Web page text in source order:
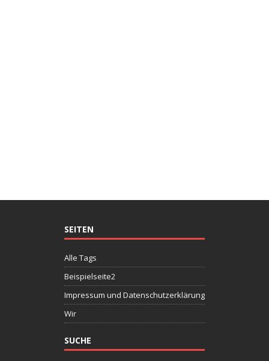
SEITEN
Alle Tags
Beispielseite2
Impressum und Datenschutzerklärung
Wir
SUCHE